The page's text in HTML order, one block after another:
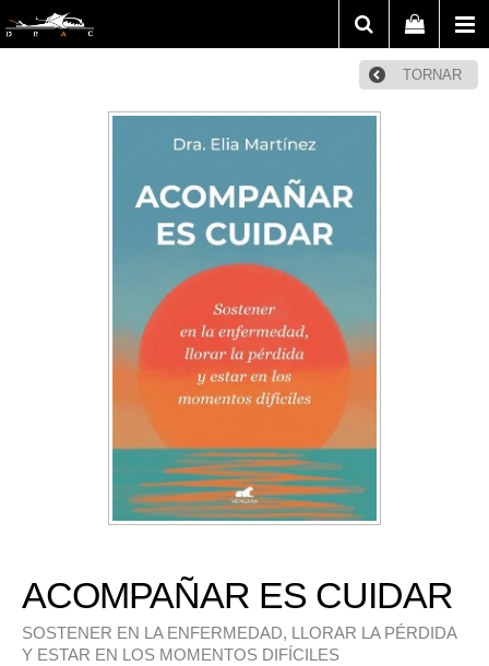
TORNAR
ACOMPAÑAR ES CUIDAR
SOSTENER EN LA ENFERMEDAD, LLORAR LA PÉRDIDA
Y ESTAR EN LOS MOMENTOS DIFÍCILES